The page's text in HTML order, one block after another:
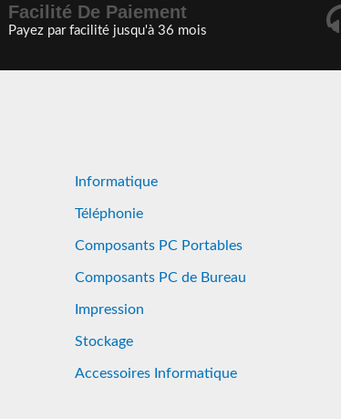
Facilité De Paiement
Payez par facilité jusqu'à 36 mois
Informatique
Téléphonie
Composants PC Portables
Composants PC de Bureau
Impression
Stockage
Accessoires Informatique